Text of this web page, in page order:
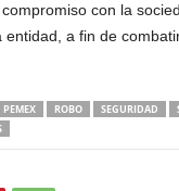
con la
entidad, a fin de
PEMEX ROBO SEGURIDAD